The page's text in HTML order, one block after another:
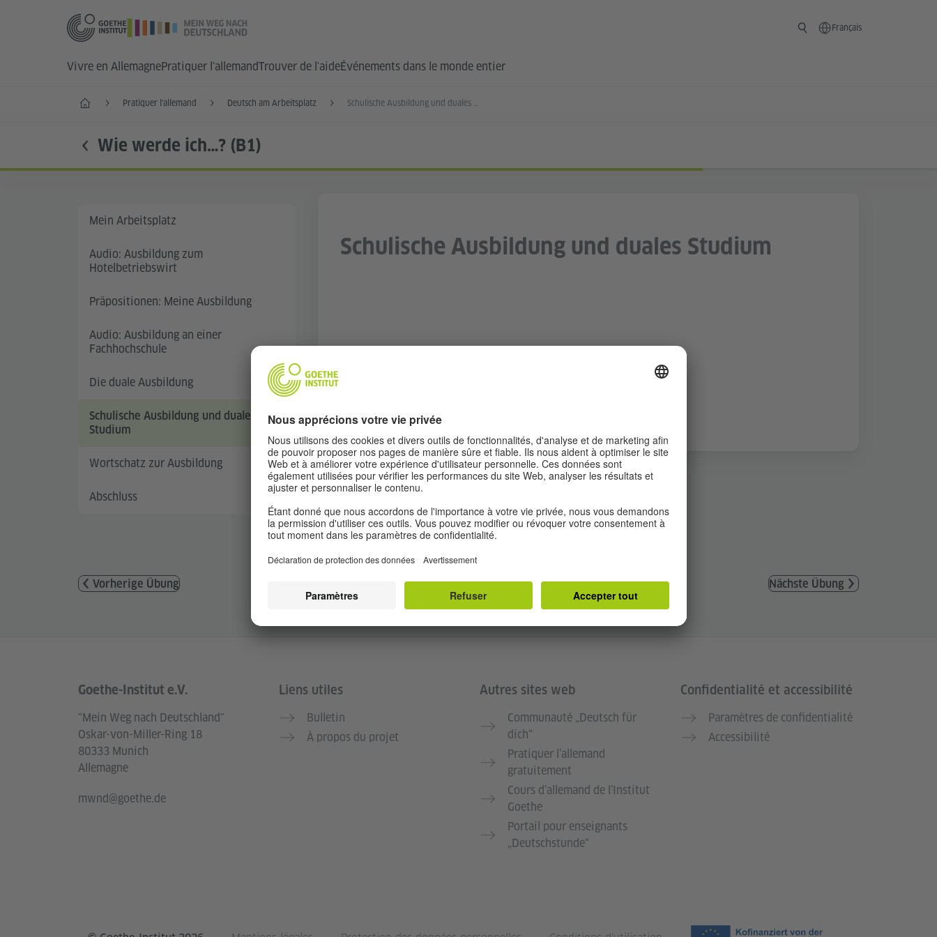
Français
Vivre en AllemagnePratiquer l'allemandTrouver de l'aideÉvénements dans le monde entier
Accueil Pratiquer l'allemand Deutsch am Arbeitsplatz Schulische Ausbildung und duales Studium
Wie werde ich…? (B1)
Mein Arbeitsplatz
Audio: Ausbildung zum
Hotelbetriebswirt
Präpositionen: Meine Ausbildung
Audio: Ausbildung an einer
Fachhochschule
Die duale Ausbildung
Schulische Ausbildung und duales
Studium
Wortschatz zur Ausbildung
Abschluss
Schulische Ausbildung und duales Studium
Vorherige Übung Nächste Übung
Service- und Informationsbereich
Goethe-Institut e.V.
"Mein Weg nach Deutschland"
Oskar-von-Miller-Ring 18
80333 Munich
Allemagne
mwnd@goethe.de
Liens utiles
Bulletin
À propos du projet
Autres sites web
Communauté „Deutsch für
dich“
Pratiquer l’allemand
gratuitement
Cours d’allemand de l’Institut
Goethe
Portail pour enseignants
„Deutschstunde“
Confidentialité et accessibilité
Paramètres de confidentialité
Accessibilité